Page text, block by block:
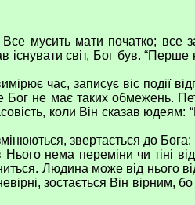
мати початко; все
світ, Бог був. “Перше
час, записує віс події
не має таких обмежень.
коли Він сказав
звертається до
Нього нема переміни чи тіні
Людина може від нього
зостається Він вірним,